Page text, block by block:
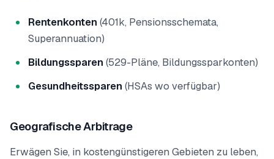
Rentenkonten (401k, Pensionsschemata,
Superannuation)
Bildungssparen (529-Pläne, Bildungssparkonten)
Gesundheitssparen (HSAs wo verfügbar)
Geografische Arbitrage
Erwägen Sie, in kostengünstigeren Gebieten zu leben,